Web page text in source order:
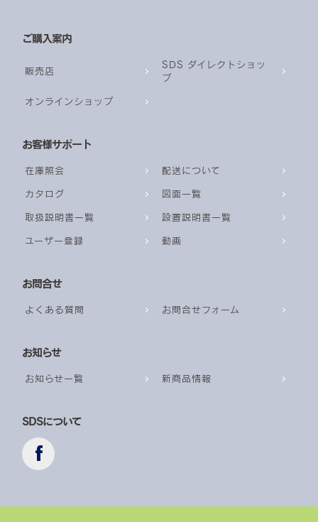
ご購入案内
販売店
SDS ダイレクトショッ
プ
オンラインショップ
お客様サポート
在庫照会 配送について
カタログ 図面一覧
取扱説明書一覧 設置説明書一覧
ユーザー登録 動画
お問合せ
よくある質問 お問合せフォーム
お知らせ
お知らせ一覧 新商品情報
SDSについて